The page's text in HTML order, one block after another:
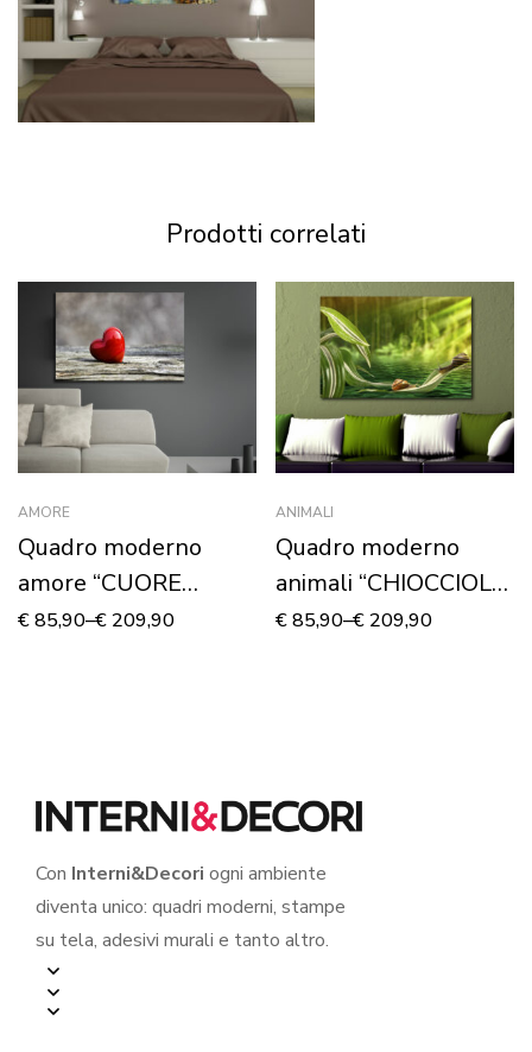
Prodotti correlati
AMORE
Quadro moderno
amore “CUORE
ROSSO DI SAN
€85,90–€ 209,90
ANIMALI
Quadro moderno
animali “CHIOCCIOLE
TRA FOGLIE” –
€85,90–€ 209,90
Con Interni&Decori ogni ambiente
diventa unico: quadri moderni, stampe
su tela, adesivi murali e tanto altro.